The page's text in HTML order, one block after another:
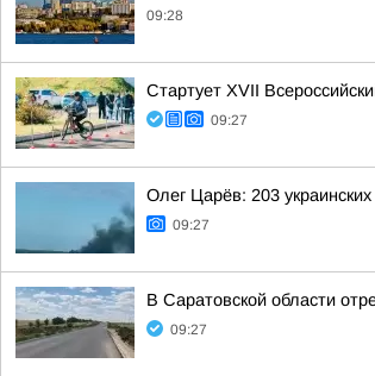
09:28
Стартует XVII
09:27
Олег Царёв: 203
09:27
В Саратовской области
09:27